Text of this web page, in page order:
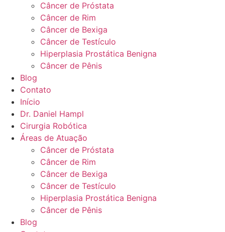
Câncer de Próstata
Câncer de Rim
Câncer de Bexiga
Câncer de Testículo
Hiperplasia Prostática Benigna
Câncer de Pênis
Blog
Contato
Início
Dr. Daniel Hampl
Cirurgia Robótica
Áreas de Atuação
Câncer de Próstata
Câncer de Rim
Câncer de Bexiga
Câncer de Testículo
Hiperplasia Prostática Benigna
Câncer de Pênis
Blog